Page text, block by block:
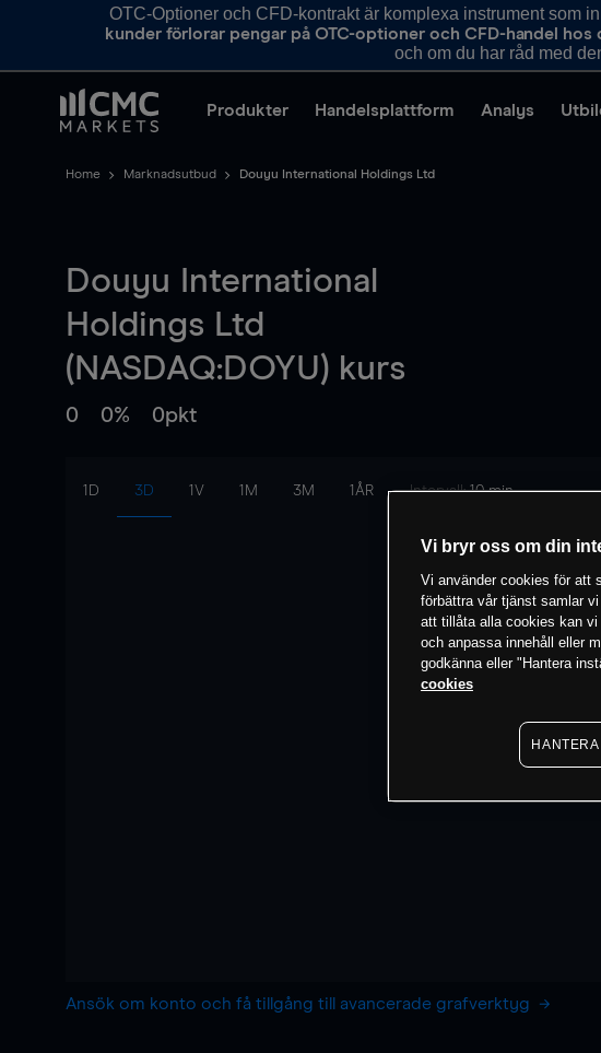
OTC-Optioner och CFD-kontrakt är komplexa instrument som
kunder förlorar pengar på OTC-optioner och CFD-handel hos
och om du har råd med
Produkter Handelsplattform Analys
Home Marknadsutbud Douyu International Holdings Ltd
Douyu International
Holdings Ltd
(NASDAQ:DOYU) kurs
0 0% 0pkt
1D 3D 1V 1M 3M 1ÅR Intervall:10 min
Ansök om konto och få tillgång till avancerade grafverktyg
Vi bryr oss om din
Vi använder cookies för att
förbättra vår tjänst samlar
att tillåta alla cookies kan vi
och anpassa innehåll eller
godkänna eller "Hantera
cookies